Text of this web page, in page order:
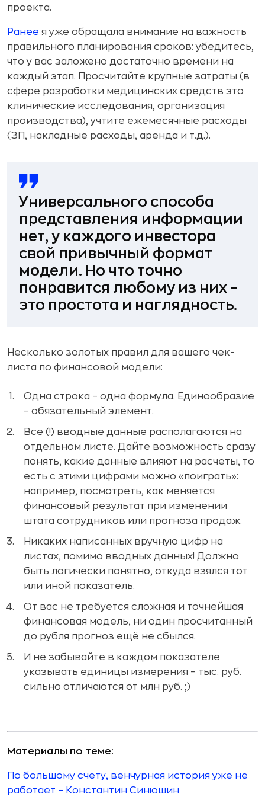
проекта.
Ранее я уже обращала внимание на важность
правильного планирования сроков: убедитесь,
что у вас заложено достаточно времени на
каждый этап. Просчитайте крупные затраты (в
сфере разработки медицинских средств это
клинические исследования, организация
производства), учтите ежемесячные расходы
(ЗП, накладные расходы, аренда и т.д.).
Универсального способа
представления информации
нет, у каждого инвестора
свой привычный формат
модели. Но что точно
понравится любому из них –
это простота и наглядность.
Несколько золотых правил для вашего чек-
листа по финансовой модели:
Одна строка – одна формула. Единообразие
– обязательный элемент.
Все (!) вводные данные располагаются на
отдельном листе. Дайте возможность сразу
понять, какие данные влияют на расчеты, то
есть с этими цифрами можно «поиграть»:
например, посмотреть, как меняется
финансовый результат при изменении
штата сотрудников или прогноза продаж.
Никаких написанных вручную цифр на
листах, помимо вводных данных! Должно
быть логически понятно, откуда взялся тот
или иной показатель.
От вас не требуется сложная и точнейшая
финансовая модель, ни один просчитанный
до рубля прогноз ещё не сбылся.
И не забывайте в каждом показателе
указывать единицы измерения – тыс. руб.
сильно отличаются от млн руб. ;)
Материалы по теме:
По большому счету, венчурная история уже не
работает – Константин Синюшин